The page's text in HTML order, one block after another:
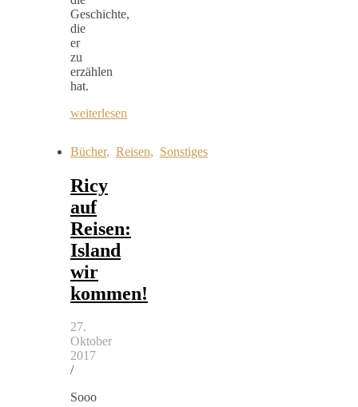
Geschichte,
die
er
zu
erzählen
hat.
weiterlesen
Bücher, Reisen, Sonstiges
Ricy
auf
Reisen:
Island
wir
kommen!
27.
Oktober
2017
/
Sooo